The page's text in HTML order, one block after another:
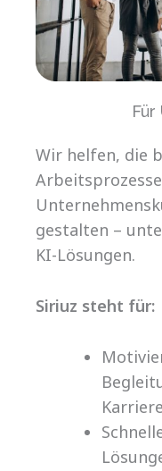
Wir helfen, die
gestalten –
KI-Lösungen.
Siriuz steht für: